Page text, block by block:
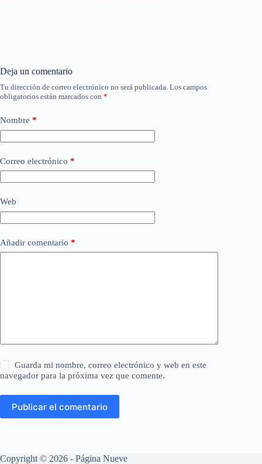
Deja un comentario
Tu dirección de correo electrónico no será publicada. Los campos
obligatorios están marcados con *
Nombre *
Correo electrónico *
Web
Añadir comentario *
Guarda mi nombre, correo electrónico y web en este
navegador para la próxima vez que comente.
Publicar el comentario
Copyright © 2026 - Página Nueve